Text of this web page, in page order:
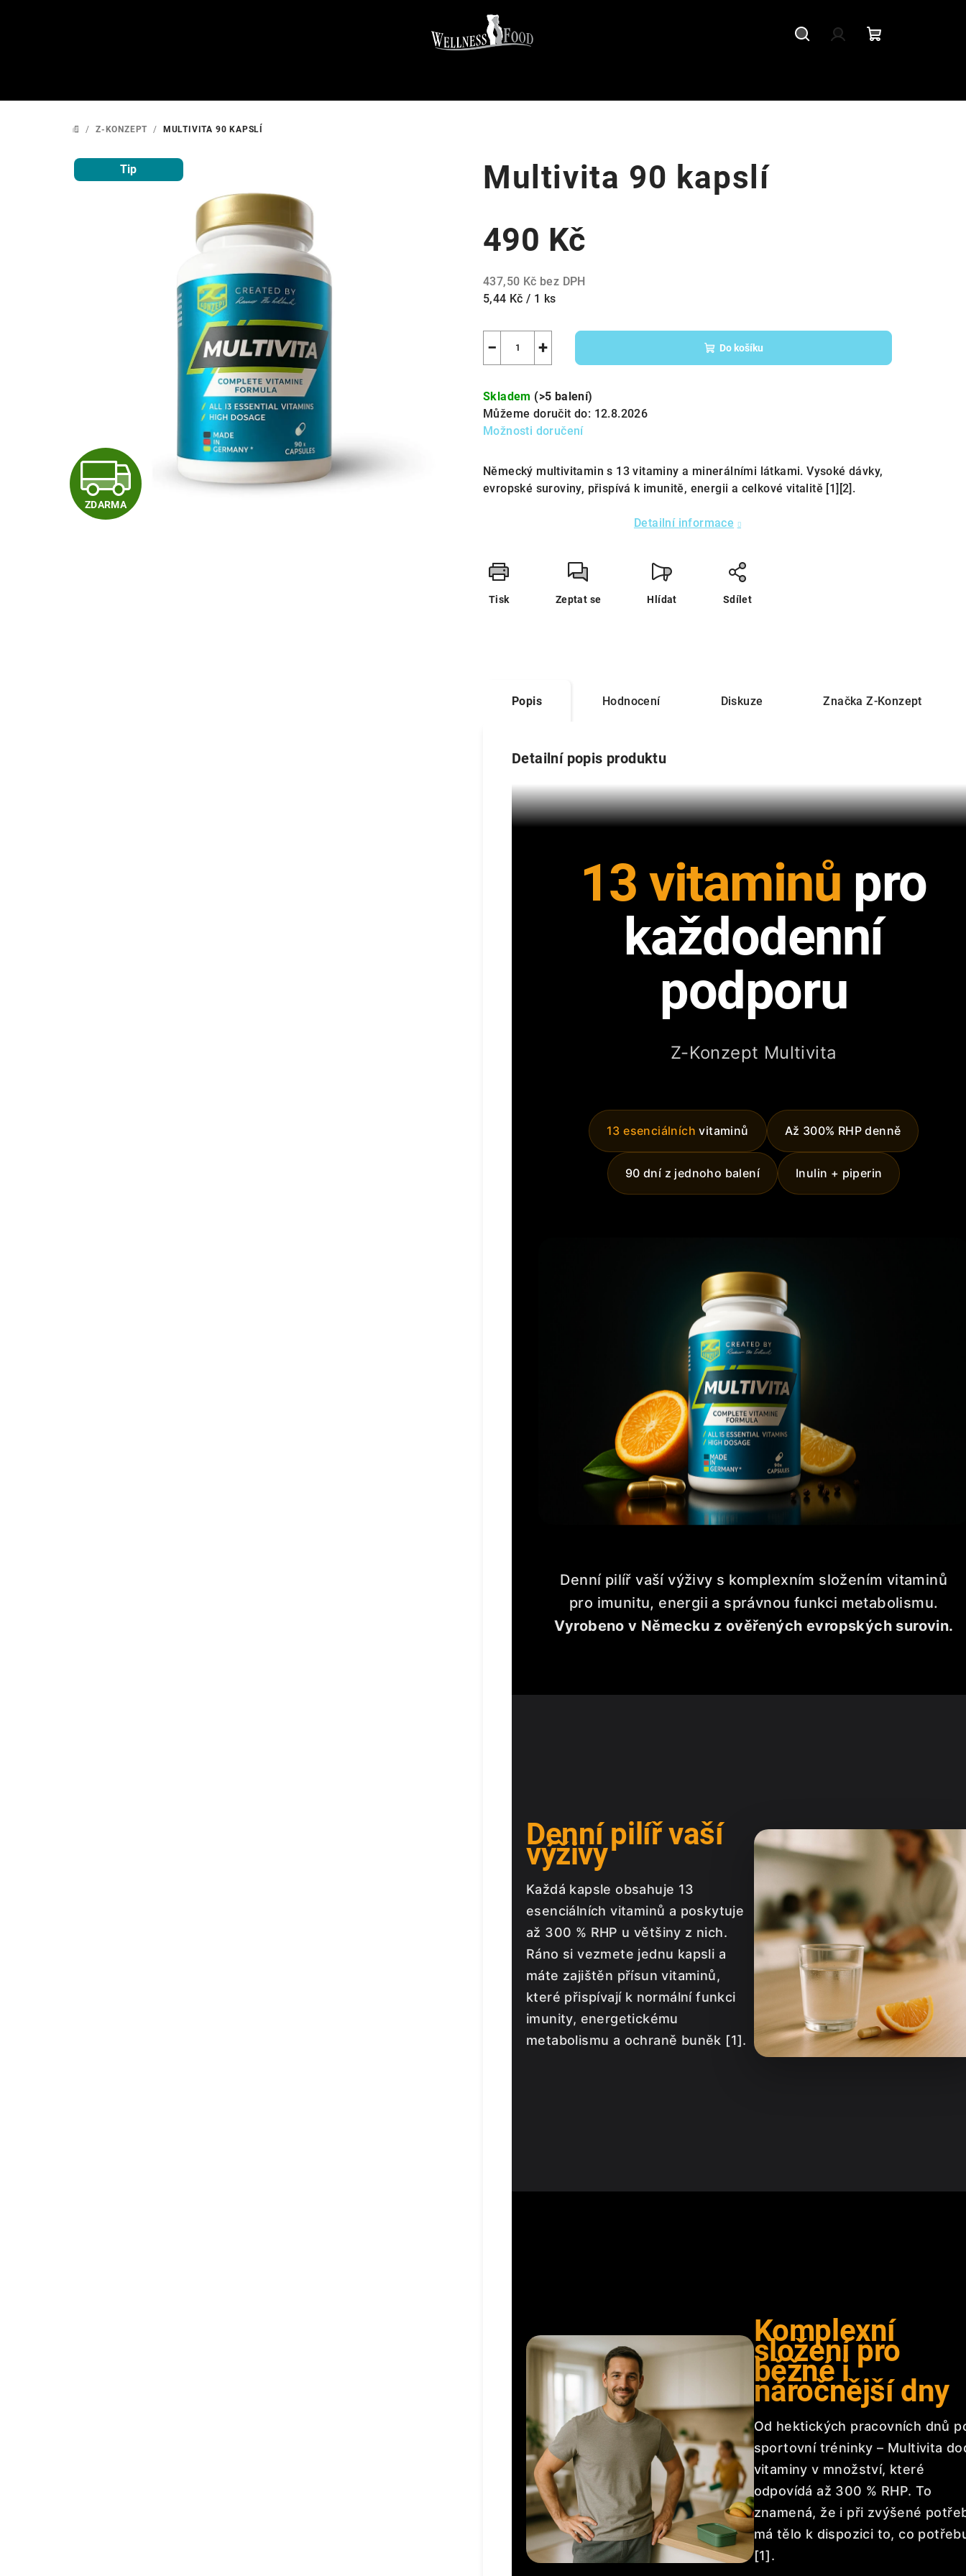
košík
DOMŮ
/ Z-KONZEPT / MULTIVITA 90 KAPSLÍ
Multivita 90 kapslí
490 Kč
437,50 Kč bez DPH
Měrná
5,44 Kč / 1 ks
+
− Do košíku
Skladem (>5 balení)
Můžeme doručit do: 12.8.2026
Možnosti doručení
Německý multivitamin s 13 vitaminy a minerálními látkami. Vysoké dávky,
evropské suroviny, přispívá k imunitě, energii a celkové vitalitě [1][2].
Detailní informace
Tisk Zeptat se Hlídat Sdílet
Tip
Z
D
ZDARMA
Popis Hodnocení Diskuze Značka Z-Konzept
Detailní popis produktu
13 vitaminů pro
každodenní
podporu
Z-Konzept Multivita
13 esenciálních vitaminů Až 300% RHP denně
90 dní z jednoho balení Inulin + piperin
Denní pilíř vaší výživy s komplexním složením vitaminů
pro imunitu, energii a správnou funkci metabolismu.
Vyrobeno v Německu z ověřených evropských surovin.
Denní pilíř vaší
výživy
Každá kapsle obsahuje 13
esenciálních vitaminů a poskytuje
až 300 % RHP u většiny z nich.
Ráno si vezmete jednu kapsli a
máte zajištěn přísun vitaminů,
které přispívají k normální funkci
imunity, energetickému
metabolismu a ochraně buněk [1].
Komplexní
složení pro
běžné i
náročnější dny
Od hektických pracovních dnů
sportovní tréninky – Multivita
vitaminy v množství, které
odpovídá až 300 % RHP. To
znamená, že i při zvýšené
má tělo k dispozici to, co
[1].